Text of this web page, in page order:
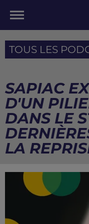
TOUS LES
SAPIAC
D'UN
DANS LE
LA